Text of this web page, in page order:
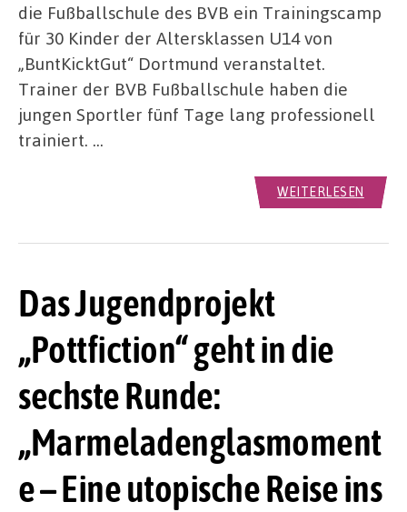
die Fußballschule des BVB ein Trainingscamp
für 30 Kinder der Altersklassen U14 von
„BuntKicktGut“ Dortmund veranstaltet.
Trainer der BVB Fußballschule haben die
jungen Sportler fünf Tage lang professionell
trainiert. …
WEITERLESEN
Das Jugendprojekt
„Pottfiction“ geht in die
sechste Runde:
„Marmeladenglasmoment
e – Eine utopische Reise ins